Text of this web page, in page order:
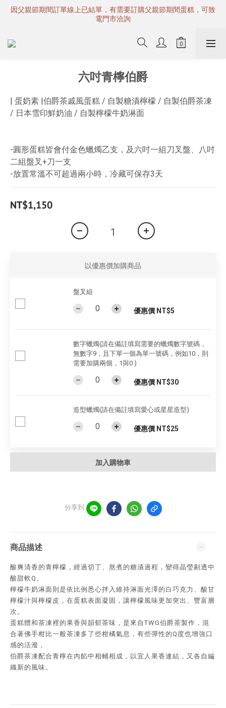
因父親節期間訂單線上已結單，有需要訂購父親節期間蛋糕，可致
電門市洽詢
六吋青檸伯爵
| 蛋奶素 |伯爵茶戚風蛋糕 / 自製糖漬檸檬 / 自製伯爵茶凍
/ 日本雪印鮮奶油 / 自製檸檬牛奶淋面
-圓形蛋糕皆會付金色蠟燭乙支，及六吋一組刀叉盤、八吋
二組盤叉+刀一支
-放置常溫不可超過兩小時，冷藏可保存3天
NT$1,150
以優惠價加購商品
盤叉組
優惠價 NT$5
數字蠟燭(請在備註填寫需要的蠟燭數字號碼，
無數字9，且下單一個為單一號碼，例如10，則
需要加購兩個，1與0 )
優惠價 NT$30
造型蠟燭(請在備註填寫愛心或星星造型)
優惠價 NT$25
加入購物車
分享到
商品描述
酸爽清香的青檸檬，經過切丁、熬煮的糖漬過程，變得晶瑩剔透中
酸甜軟Q。
檸檬牛奶淋面則是依比例悉心拌入維持淋面光澤的白巧克力、酸甘
檸檬汁與檸檬皮，在蛋糕表面凝固，讓檸檬風味更加突出、豐富層
次。
蛋糕體和茶凍裡的果香與韻郁茶味，是來自TWG伯爵茶製作，混
合著佛手柑比一般茶凍多了些柑橘氣息，有些彈性的Q度也增強口
感的活潑，
伯爵茶凍配合青檸在內餡中相輔相成，以宜人果香連結，又各自編
織新的風味。